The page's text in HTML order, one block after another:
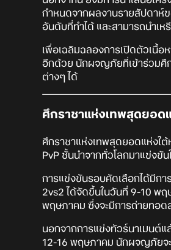
กำหนดจากผลงานรายสัปดาห์ข
อันดับที่ทำได้ และสามารถนำเห
เพื่อเฉลิมฉลองการเปิดตัวเนื้อ
อีกด้วย นักผจญภัยที่เข้าร่วมศึก
ต่างๆ ได้
ศึกราชาแห่งเทพสุดยอด
ศึกราชาแห่งเทพสุดยอดแห่งใ
PvP ชั้นนำจากทั่วโลกมาแข่งขั
การแข่งขันรอบคัดเลือกได้มีก
2vs2 ได้จัดขึ้นในวันที่ 9-10 พฤ
พฤษภาคม ซึ่งจะมีการถ่ายทอด
นอกจากการแข่งทัวร์นาเมนต์
12-16 พฤษภาคม นักผจญภัยจะ